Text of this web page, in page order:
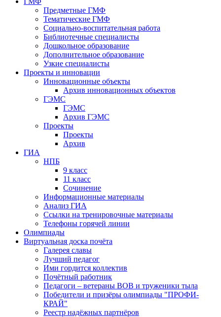
Предметные ГМФ
Тематические ГМФ
Социально-воспитательная работа
Библиотечные специалисты
Дошкольное образование
Дополнительное образование
Узкие специалисты
Проекты и инновации
Инновационные объекты
Архив инновационных объектов
ГЭМС
ГЭМС
Архив ГЭМС
Проекты
Проекты
Архив
ГИА
НПБ
9 класс
11 класс
Сочинение
Информационные материалы
Анализ ГИА
Ссылки на тренировочные материалы
Телефоны горячей линии
Олимпиады
Виртуальная доска почёта
Галерея славы
Лучший педагог
Ими гордится коллектив
Почётный работник
Педагоги – ветераны ВОВ и труженики тыла
Победители и призёры олимпиады "ПРОФИ-
КРАЙ"
Реестр надёжных партнёров